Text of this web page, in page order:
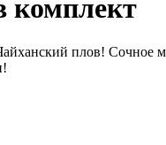
комплект
плов! Сочное